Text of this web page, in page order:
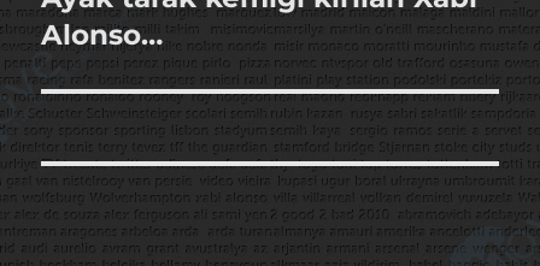
yazı:
Alonso…